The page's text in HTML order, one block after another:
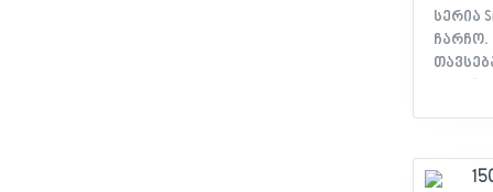
სერია
ჩარჩო.
ტიპი: